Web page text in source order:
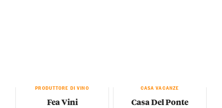
PRODUTTORE DI VINO
Fea Vini
CASA VACANZE
Casa Del Ponte